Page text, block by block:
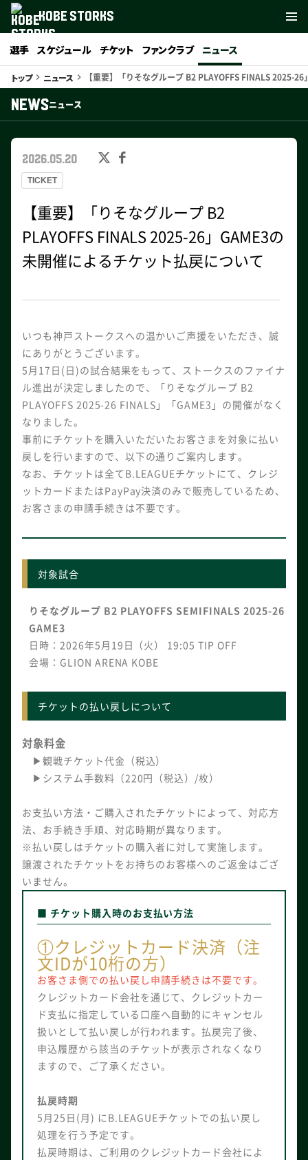
KOBE STORKS
選手 スケジュール チケット ファンクラブ ニュース
トップkeyboard_arrow_right ニュース keyboard_arrow_right 【重要】「りそなグループ B2 PLAYOFFS FINALS 2025-
NEWSニュース
TICKET
2026.05.20
【重要】「りそなグループ B2
PLAYOFFS FINALS 2025-26」GAME3の
未開催によるチケット払戻について
いつも神戸ストークスへの温かいご声援をいただき、誠
にありがとうございます。
5月17日(日)の試合結果をもって、ストークスのファイナ
ル進出が決定しましたので、「りそなグループ B2
PLAYOFFS 2025-26 FINALS」「GAME3」の開催がなく
なりました。
事前にチケットを購入いただいたお客さまを対象に払い
戻しを行いますので、以下の通りご案内します。
なお、チケットは全てB.LEAGUEチケットにて、クレジ
ットカードまたはPayPay決済のみで販売しているため、
お客さまの申請手続きは不要です。
対象試合
りそなグループ B2 PLAYOFFS SEMIFINALS 2025-26
GAME3
日時：2026年5月19日（火） 19:05 TIP OFF
会場：GLION ARENA KOBE
チケットの払い戻しについて
対象料金
▶観戦チケット代金（税込）
▶システム手数料（220円（税込）/枚）
お支払い方法・ご購入されたチケットによって、対応方
法、お手続き手順、対応時期が異なります。
※払い戻しはチケットの購入者に対して実施します。
譲渡されたチケットをお持ちのお客様へのご返金はござ
いません。
■ チケット購入時のお支払い方法
①クレジットカード決済（注
文IDが10桁の方）
お客さま側での払い戻し申請手続きは不要です。
クレジットカード会社を通じて、クレジットカー
ド支払に指定している口座へ自動的にキャンセル
扱いとして払い戻しが行われます。払戻完了後、
申込履歴から該当のチケットが表示されなくなり
ますので、ご了承ください。
払戻時期
5月25日(月) にB.LEAGUEチケットでの払い戻し
処理を行う予定です。
払戻時期は、ご利用のクレジットカード会社によ